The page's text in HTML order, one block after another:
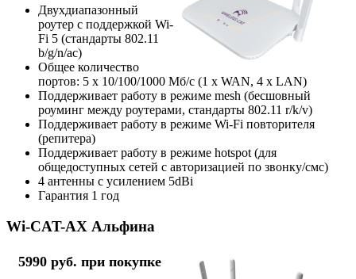
Двухдиапазонный
роутер с поддержкой Wi-
Fi 5 (стандарты 802.11
b/g/n/ac)
Общее количество
портов: 5 х 10/100/1000 Мб/с (1 x WAN, 4 x LAN)
Поддерживает работу в режиме mesh (бесшовный
роуминг между роутерами, стандарты 802.11 r/k/v)
Поддерживает работу в режиме Wi-Fi повторителя
(репитера)
Поддерживает работу в режиме hotspot (для
общедоступных сетей с авторизацией по звонку/смс)
4 антенны с усилением 5dBi
Гарантия 1 год
Wi-CAT-AX Альфина
5990 руб. при покупке